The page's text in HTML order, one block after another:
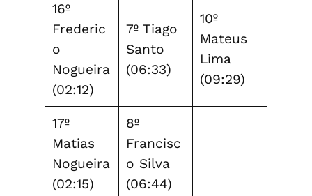
16º
Frederic
o
Nogueira
(02:12)
7º Tiago
Santo
(06:33)
10º
Mateus
Lima
(09:29)
17º
Matias
Nogueira
(02:15)
8º
Francisc
o Silva
(06:44)